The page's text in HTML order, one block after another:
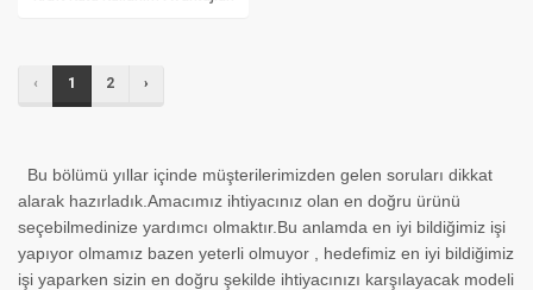
‹ 1 2 ›
Bu bölümü yıllar içinde müşterilerimizden gelen soruları dikkat
alarak hazırladık.Amacımız ihtiyacınız olan en doğru ürünü
seçebilmedinize yardımcı olmaktır.Bu anlamda en iyi bildiğimiz işi
yapıyor olmamız bazen yeterli olmuyor , hedefimiz en iyi bildiğimiz
işi yaparken sizin en doğru şekilde ihtiyacınızı karşılayacak modeli